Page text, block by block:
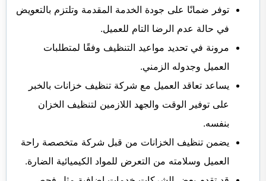
توفر ضمانًا على جودة الخدمة المقدمة وتلتزم بالتعويض
في حالة عدم الرضا التام للعميل.
مرونة في تحديد مواعيد التنظيف وفقًا لمتطلبات
العميل وجدوله الزمني.
يساعد تعاقد العميل مع شركة تنظيف خزانات بالخبر
على توفير الوقت والجهد اللازمين لتنظيف الخزان
بنفسه.
يضمن تنظيف الخزانات من قبل شركة متخصصة راحة
العميل وسلامته من التعرض للمواد الكيميائية الضارة.